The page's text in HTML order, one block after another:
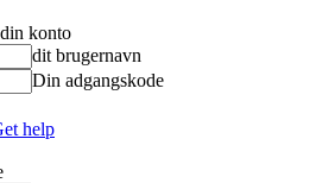
konto
dit brugernavn
Din adgangskode
help